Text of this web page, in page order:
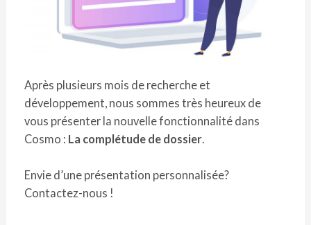
Après plusieurs mois de recherche et
développement, nous sommes très heureux de
vous présenter la nouvelle fonctionnalité dans
Cosmo : La complétude de dossier.
Envie d’une présentation personnalisée?
Contactez-nous !